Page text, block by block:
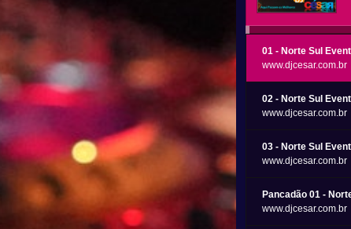
01 - Norte Sul
www.djcesar.com.br
02 - Norte Sul
www.djcesar.com.br
03 - Norte Sul
www.djcesar.com.br
Pancadão 01 -
www.djcesar.com.br